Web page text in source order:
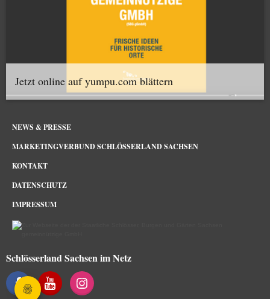
Jetzt online auf yumpu.com blättern
NEWS & PRESSE
MARKETINGVERBUND SCHLÖSSERLAND SACHSEN
KONTAKT
DATENSCHUTZ
IMPRESSUM
Schlösserland Sachsen im Netz